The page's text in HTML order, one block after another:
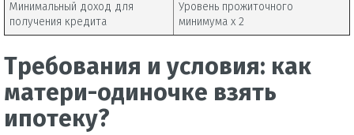
Минимальный доход для
получения кредита
Уровень прожиточного
минимума х 2
Требования и условия: как
матери-одиночке взять
ипотеку?